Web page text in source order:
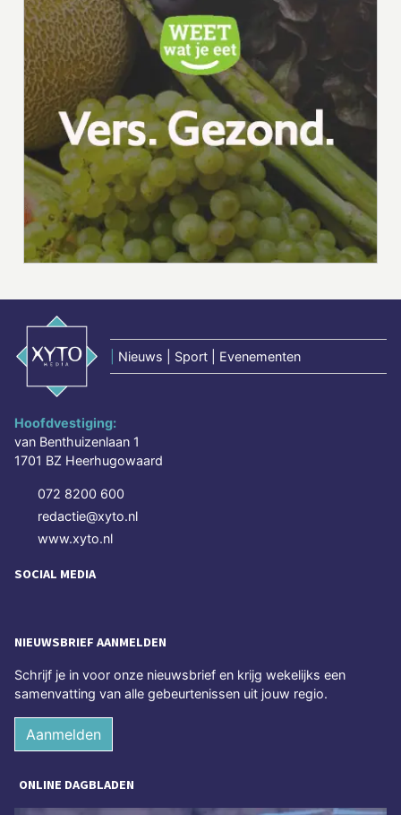
Nieuws | Sport | Evenementen
Hoofdvestiging:
van Benthuizenlaan 1
1701 BZ Heerhugowaard
072 8200 600
redactie@xyto.nl
www.xyto.nl
SOCIAL MEDIA
NIEUWSBRIEF AANMELDEN
Schrijf je in voor onze nieuwsbrief en krijg wekelijks een
samenvatting van alle gebeurtenissen uit jouw regio.
Aanmelden
ONLINE DAGBLADEN